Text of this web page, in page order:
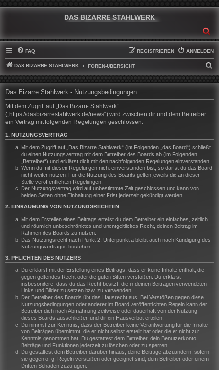
DAS BIZARRE STAHLWERK
FAQ ANMELDEN
REGISTRIEREN
DAS BIZARRE STAHLWERK FOREN-ÜBERSICHT
U
H
Das Bizarre Stahlwerk - Nutzungsbedingungen
Mit dem Zugriff auf „Das Bizarre Stahlwerk“
(„https://dasbizarrestahlwerk.de/news“) wird zwischen dir und dem Betreiber
ein Vertrag mit folgenden Regelungen geschlossen:
1. NUTZUNGSVERTRAG
Mit dem Zugriff auf „Das Bizarre Stahlwerk“ (im Folgenden „das Board“) schließt
du einen Nutzungsvertrag mit dem Betreiber des Boards ab (im Folgenden
„Betreiber“) und erklärst dich mit den nachfolgenden Regelungen einverstanden.
Wenn du mit diesen Regelungen nicht einverstanden bist, so darfst du das Board
nicht weiter nutzen. Für die Nutzung des Boards gelten jeweils die an dieser
Stelle veröffentlichten Regelungen.
Der Nutzungsvertrag wird auf unbestimmte Zeit geschlossen und kann von
beiden Seiten ohne Einhaltung einer Frist jederzeit gekündigt werden.
2. EINRÄUMUNG VON NUTZUNGSRECHTEN
Mit dem Erstellen eines Beitrags erteilst du dem Betreiber ein einfaches, zeitlich
und räumlich unbeschränktes und unentgeltliches Recht, deinen Beitrag im
Rahmen des Boards zu nutzen.
Das Nutzungsrecht nach Punkt 2, Unterpunkt a bleibt auch nach Kündigung des
Nutzungsvertrages bestehen.
3. PFLICHTEN DES NUTZERS
Du erklärst mit der Erstellung eines Beitrags, dass er keine Inhalte enthält, die
gegen geltendes Recht oder die guten Sitten verstoßen. Du erklärst
insbesondere, dass du das Recht besitzt, die in deinen Beiträgen verwendeten
Links und Bilder zu setzen bzw. zu verwenden.
Der Betreiber des Boards übt das Hausrecht aus. Bei Verstößen gegen diese
Nutzungsbedingungen oder anderer im Board veröffentlichten Regeln kann der
Betreiber dich nach Abmahnung zeitweise oder dauerhaft von der Nutzung
dieses Boards ausschließen und dir ein Hausverbot erteilen.
Du nimmst zur Kenntnis, dass der Betreiber keine Verantwortung für die Inhalte
von Beiträgen übernimmt, die er nicht selbst erstellt hat oder die er nicht zur
Kenntnis genommen hat. Du gestattest dem Betreiber, dein Benutzerkonto,
Beiträge und Funktionen jederzeit zu löschen oder zu sperren.
Du gestattest dem Betreiber darüber hinaus, deine Beiträge abzuändern, sofern
sie gegen o. g. Regeln verstoßen oder geeignet sind, dem Betreiber oder einem
Dritten Schaden zuzufügen.